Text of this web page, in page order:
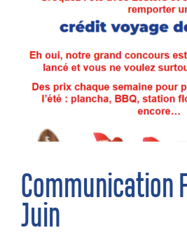
Communication
Juin